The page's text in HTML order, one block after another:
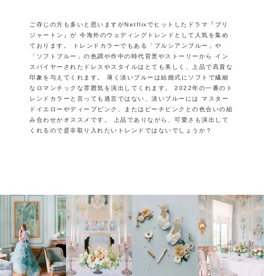
ご存じの方も多いと思いますがNetflixでヒットしたドラマ『ブリ
ジャートン』が 今海外のウェディングトレンドとして人気を集め
ております。
トレンドカラーでもある「プルシアンブルー」や
「ソフトブルー」の色調や作中の時代背景やストーリーから
イン
スパイヤーされたドレスやスタイルはとても美しく、上品で高貴な
印象を与えてくれます。
薄く淡いブルーは結婚式にソフトで繊細
なロマンチックな雰囲気を演出してくれます。
2022年の一番のト
レンドカラーと言っても過言ではない、淡いブルーには
マスター
ドイエローやディープピンク、またはピーチピンクとの色合いの組
み合わせがオススメです。
上品でありながら、可愛さも演出して
くれるので是非取り入れたいトレンドではないでしょうか？